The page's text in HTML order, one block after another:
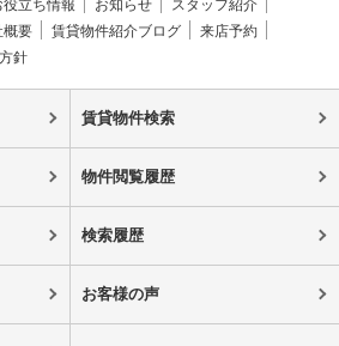
役立ち情報 お知らせ
スタッフ紹介
概要 賃貸物件紹介ブログ
来店予約
針
賃貸物件検索
物件閲覧履歴
検索履歴
お客様の声